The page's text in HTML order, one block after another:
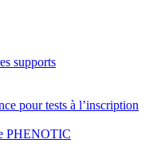
supports
pour tests à l’inscription
PHENOTIC